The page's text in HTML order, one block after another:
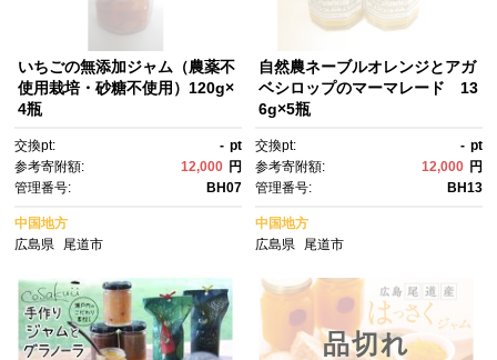
いちごの無添加ジャム（農薬不
使用栽培・砂糖不使用）120g×
4瓶
交換pt: - pt
参考寄附額:
12,000 円
管理番号:
BH07
中国地方
広島県
尾道市
自然農ネーブルオレンジとアガ
ベシロップのマーマレード 13
6g×5瓶
交換pt: - pt
参考寄附額:
12,000 円
管理番号:
BH13
中国地方
広島県
尾道市
品切れ